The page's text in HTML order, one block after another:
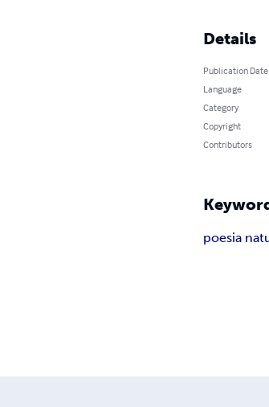
Details
Publication Date
Language
Category
Copyright
Contributors
poesia